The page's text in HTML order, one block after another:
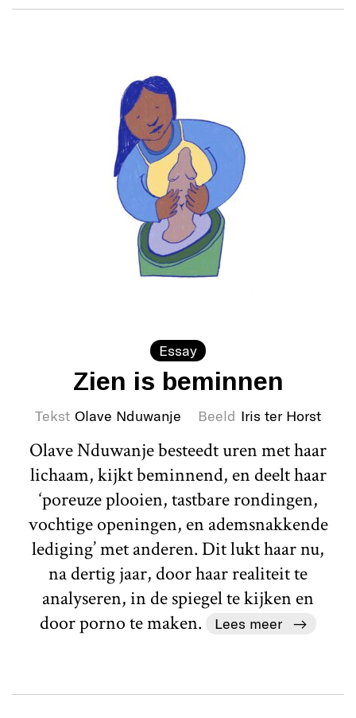
Essay
Zien is beminnen
Tekst Olave Nduwanje Beeld Iris ter Horst
Olave Nduwanje besteedt uren met haar
lichaam, kijkt beminnend, en deelt haar
‘poreuze plooien, tastbare rondingen,
vochtige openingen, en ademsnakkende
lediging’ met anderen. Dit lukt haar nu,
na dertig jaar, door haar realiteit te
analyseren, in de spiegel te kijken en
door porno te maken.
Lees meer